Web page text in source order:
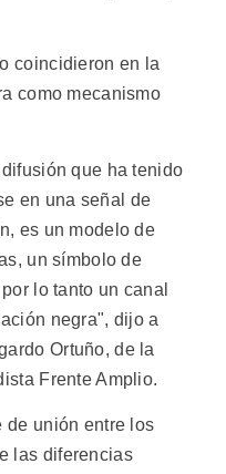
coincidieron en la
como mecanismo
que ha tenido
en una señal de
es un modelo de
un símbolo de
lo tanto un canal
negra", dijo a
Ortuño, de la
Frente Amplio.
de unión entre los
las diferencias